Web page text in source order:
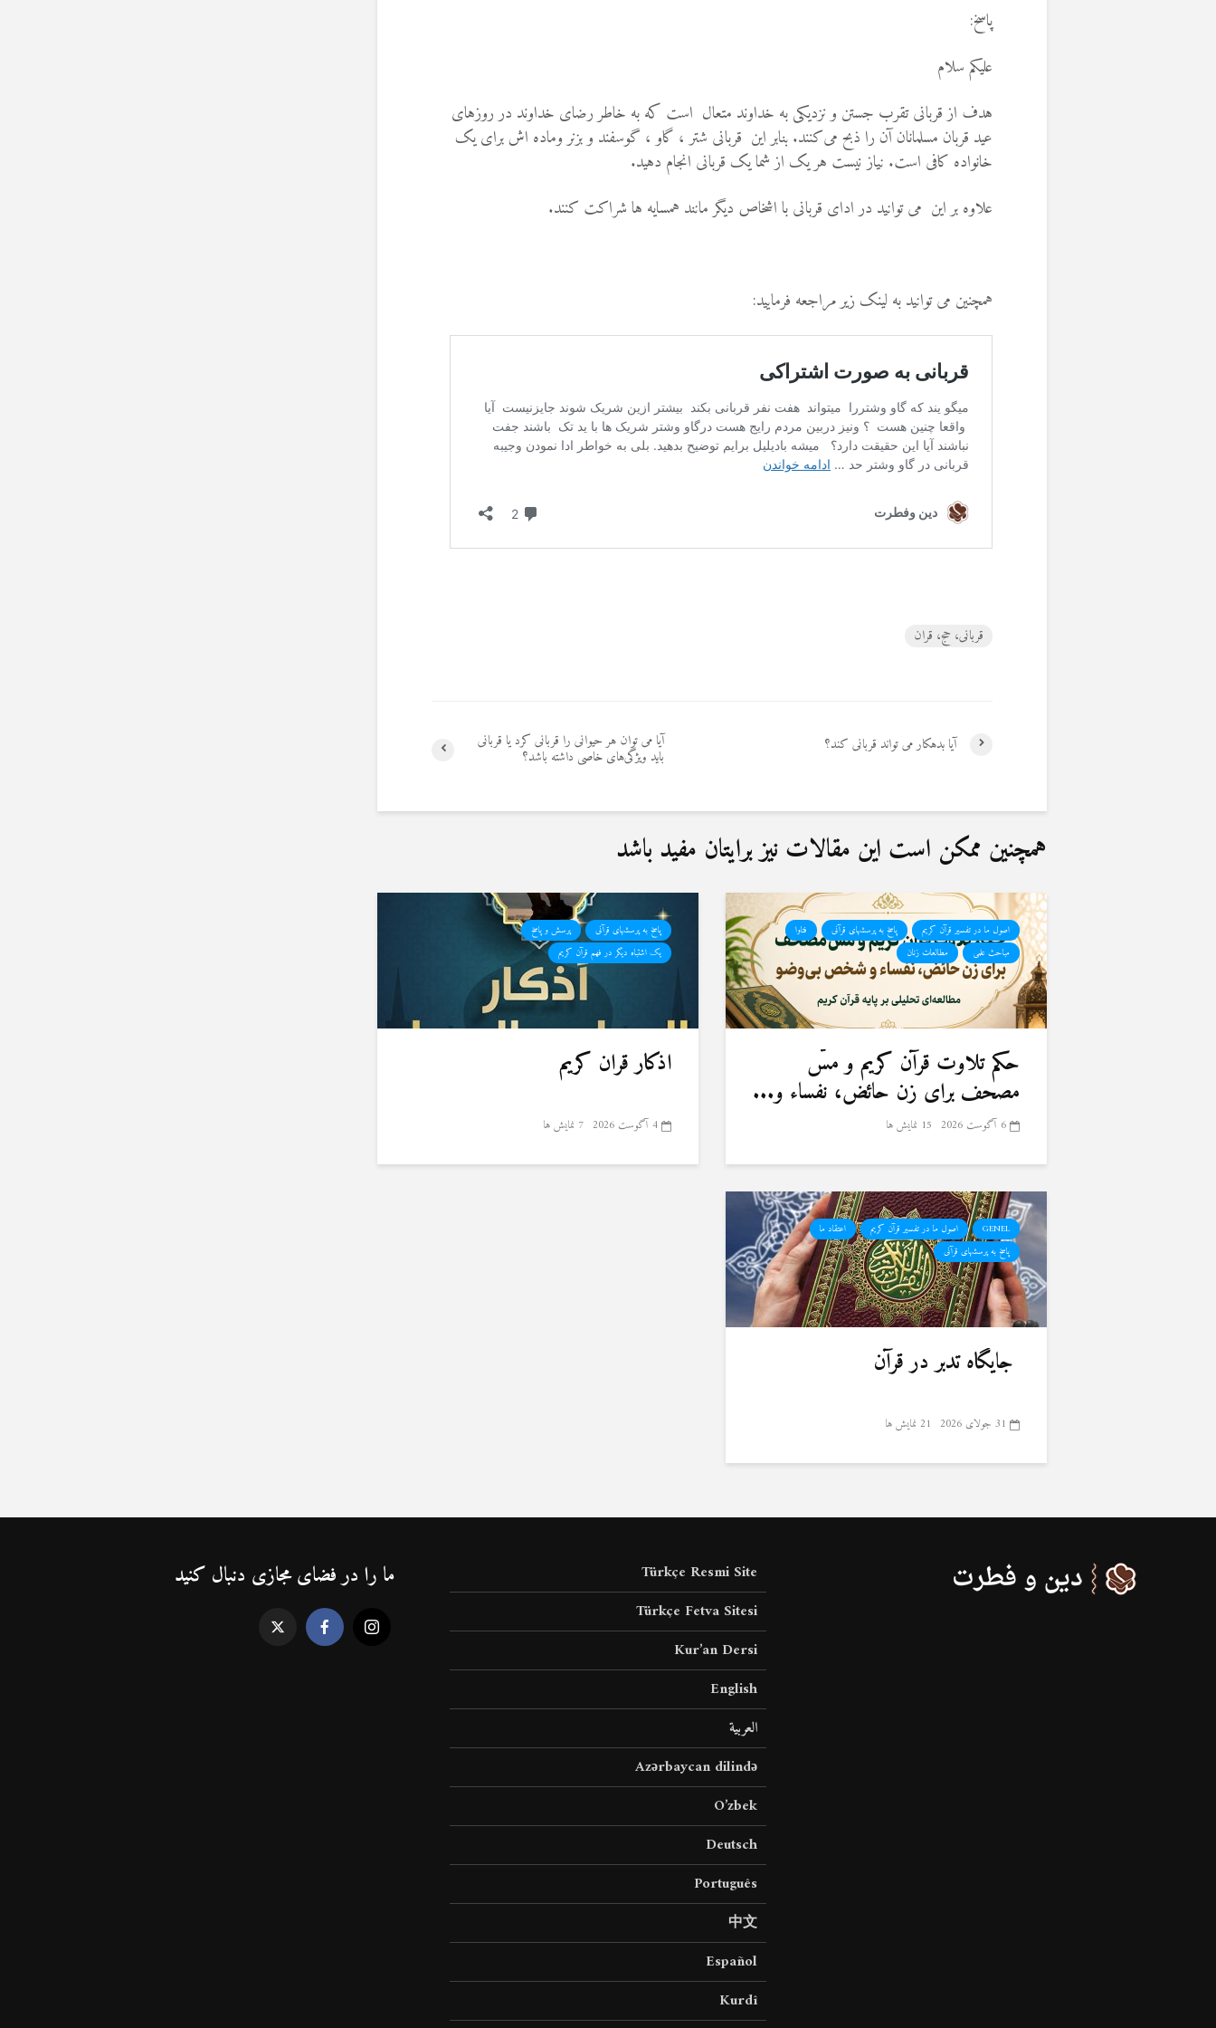
پاسخ:
علیکم سلام
هدف از قربانی تقرب جستن و نزدیکی به خداوند متعال است که به خاطر رضای خداوند در روزهای
عید قربان مسلمانان آن را ذبح می‌کنند. بنابر این قربانی شتر ، گاو ، گوسفند و بزنر وماده اش برای یک
خانواده‌ کافی است. نیاز نیست هر یک از شما یک قربانی انجام دهید.
علاوه بر این می توانید در ادای قربانی با اشخاص دیگر مانند همسایه ها شراکت کنند.
همچنین می توانید به لینک زیر مراجعه فرمایید:
قربانی، حج، قران
آیا می توان هر حیوانی را قربانی کرد یا قربانی
باید ویژگی‌های خاصی داشته باشد؟
آیا بدهکار می تواند قربانی کند؟
همچنین ممکن است این مقالات نیز برایتان مفید باشد
اصول ما در تفسیر قرآن کریم پاسخ به پرسشهای قرآنی
فتاوا
مباحث علمی
مطالعات زنان
حكم تلاوت قرآن كريم و مسّ
مصحف برای زن حائض، نفساء و...
6 آگوست 2026 15 نمایش ها
پاسخ به پرسشهای قرآنی
پرسش و پاسخ
یک اشتباه دیگر در فهم قرآن کریم
اذکار قران کریم
4 آگوست 2026 7 نمایش ها
GENEL اصول ما در تفسیر قرآن کریم
اعتقاد ما
پاسخ به پرسشهای قرآنی
جایگاه تدبر در قرآن
31 جولای 2026 21 نمایش ها
Türkçe Resmi Site
Türkçe Fetva Sitesi
Kur’an Dersi
English
العربية
Azərbaycan dilində
O’zbek
Deutsch
Português
中文
Español
Kurdî
ما را در فضای مجازی دنبال کنید